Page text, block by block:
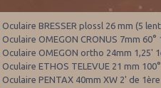
Oculaire BRESSER plossl 26 mm (5
Oculaire OMEGON CRONUS 7mm 60°
Oculaire OMEGON ortho 24mm 1,25'
Oculaire ETHOS TELEVUE 21 mm
Oculaire PENTAX 40mm XW 2' de